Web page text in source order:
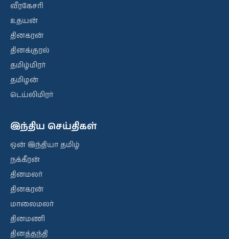
வீரகேசரி
உதயன்
தினகரன்
தினக்குரல்
தமிழ்மிரர்
தமிழன்
டெய்லிமிரர்
இந்திய செய்திகள்
ஒன் இந்தியா தமிழ்
நக்கீரன்
தினமலர்
தினகரன்
மாலைமலர்
தினமணி
தினத்தந்தி